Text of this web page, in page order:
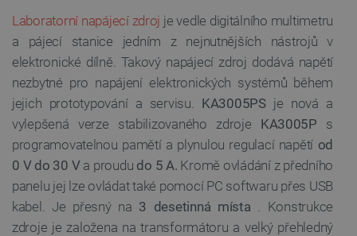
Laboratorní napájecí zdroj je vedle digitálního multimetru
a pájecí stanice jedním z nejnutnějších nástrojů v
elektronické dílně. Takový napájecí zdroj dodává napětí
nezbytné pro napájení elektronických systémů během
jejich prototypování a servisu. KA3005PSje nová a
vylepšená verze stabilizovaného zdroje KA3005P s
programovatelnou pamětí a plynulou regulací napětí od
0 V do 30 Va proudu do 5 A. Kromě ovládání z předního
panelu jej lze ovládat také pomocí PC softwaru přes USB
kabel. Je přesný na 3 desetinná místa . Konstrukce
zdroje je založena na transformátoru a velký přehledný